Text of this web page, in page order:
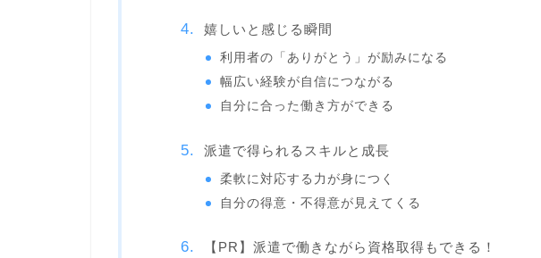
嬉しいと感じる瞬間
利用者の「ありがとう」が励みになる
幅広い経験が自信につながる
自分に合った働き方ができる
派遣で得られるスキルと成長
柔軟に対応する力が身につく
自分の得意・不得意が見えてくる
【PR】派遣で働きながら資格取得もできる！